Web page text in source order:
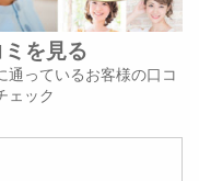
を見る
通っているお客様の口コ
ェック